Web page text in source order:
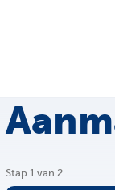
Stap 1 van 2